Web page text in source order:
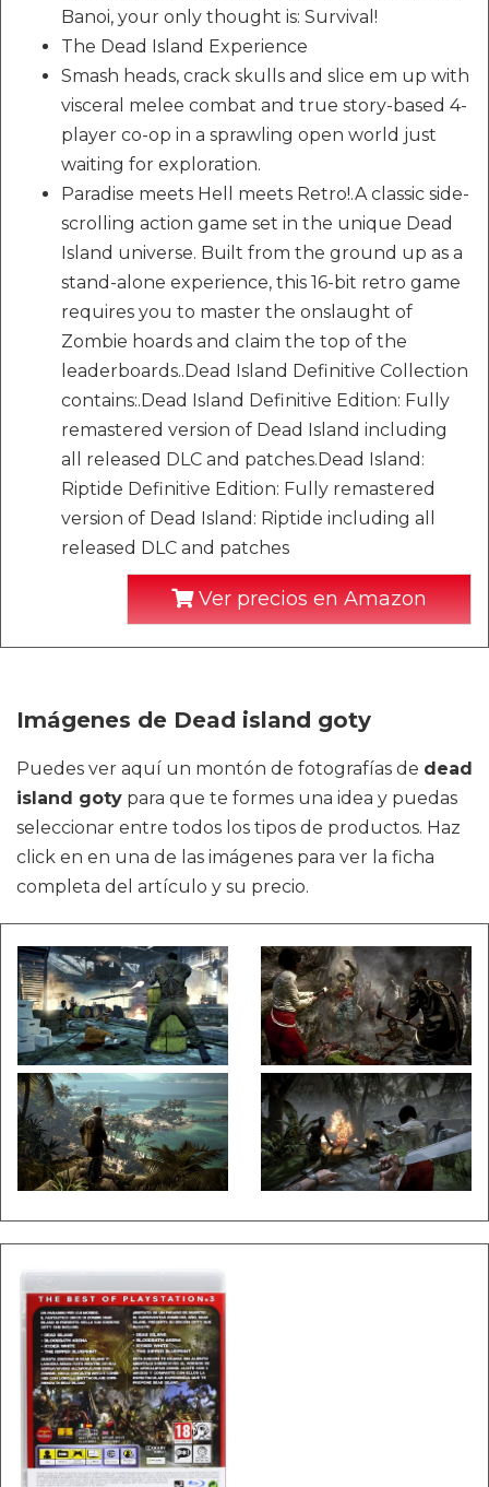
Banoi, your only thought is: Survival!
The Dead Island Experience
Smash heads, crack skulls and slice em up with
visceral melee combat and true story-based 4-
player co-op in a sprawling open world just
waiting for exploration.
Paradise meets Hell meets Retro!.A classic side-
scrolling action game set in the unique Dead
Island universe. Built from the ground up as a
stand-alone experience, this 16-bit retro game
requires you to master the onslaught of
Zombie hoards and claim the top of the
leaderboards..Dead Island Definitive Collection
contains:.Dead Island Definitive Edition: Fully
remastered version of Dead Island including
all released DLC and patches.Dead Island:
Riptide Definitive Edition: Fully remastered
version of Dead Island: Riptide including all
released DLC and patches
Ver precios en Amazon
Imágenes de Dead island goty
Puedes ver aquí un montón de fotografías de dead
island goty para que te formes una idea y puedas
seleccionar entre todos los tipos de productos. Haz
click en en una de las imágenes para ver la ficha
completa del artículo y su precio.